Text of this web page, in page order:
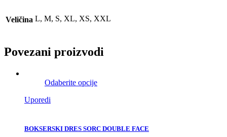
Veličina L, M, S, XL, XS, XXL
Povezani proizvodi
Odaberite opcije
Uporedi
BOKSERSKI DRES SORC DOUBLE FACE